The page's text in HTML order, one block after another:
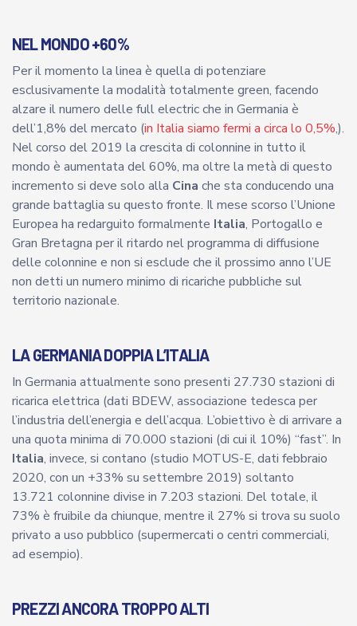
NEL MONDO +60%
Per il momento la linea è quella di potenziare
esclusivamente la modalità totalmente green, facendo
alzare il numero delle full electric che in Germania è
dell’1,8% del mercato (in Italia siamo fermi a circa lo 0,5%,).
Nel corso del 2019 la crescita di colonnine in tutto il
mondo è aumentata del 60%, ma oltre la metà di questo
incremento si deve solo alla Cina che sta conducendo una
grande battaglia su questo fronte. Il mese scorso l’Unione
Europea ha redarguito formalmente Italia, Portogallo e
Gran Bretagna per il ritardo nel programma di diffusione
delle colonnine e non si esclude che il prossimo anno l’UE
non detti un numero minimo di ricariche pubbliche sul
territorio nazionale.
LA GERMANIA DOPPIA L’ITALIA
In Germania attualmente sono presenti 27.730 stazioni di
ricarica elettrica (dati BDEW, associazione tedesca per
l’industria dell’energia e dell’acqua. L’obiettivo è di arrivare a
una quota minima di 70.000 stazioni (di cui il 10%) “fast”. In
Italia, invece, si contano (studio MOTUS-E, dati febbraio
2020, con un +33% su settembre 2019) soltanto
13.721 colonnine divise in 7.203 stazioni. Del totale, il
73% è fruibile da chiunque, mentre il 27% si trova su suolo
privato a uso pubblico (supermercati o centri commerciali,
ad esempio).
PREZZI ANCORA TROPPO ALTI